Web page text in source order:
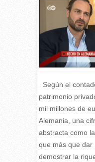
Según el
patrimonio
mil millones de
Alemania, una
abstracta como
que más que dar
demostrar la